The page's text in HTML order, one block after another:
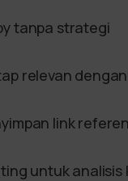
tanpa strategi
relevan
link
untuk analisis